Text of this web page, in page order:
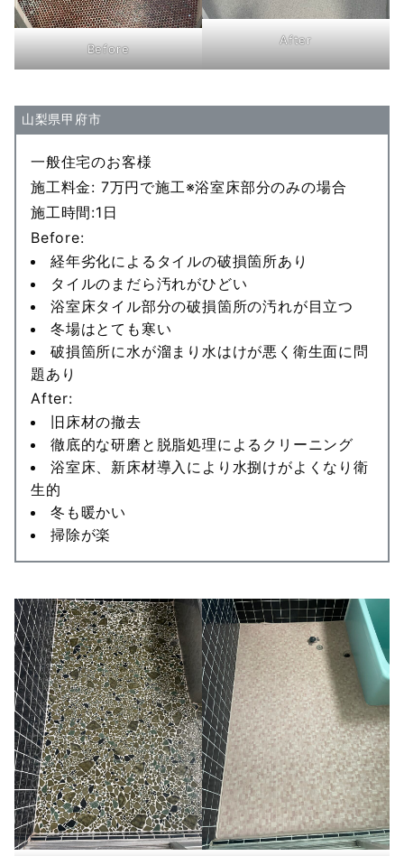
Before
After
山梨県甲府市
一般住宅のお客様
施工料金: 7万円で施工※浴室床部分のみの場合
施工時間:1日
Before:
経年劣化によるタイルの破損箇所あり
タイルのまだら汚れがひどい
浴室床タイル部分の破損箇所の汚れが目立つ
冬場はとても寒い
破損箇所に水が溜まり水はけが悪く衛生面に問
題あり
After:
旧床材の撤去
徹底的な研磨と脱脂処理によるクリーニング
浴室床、新床材導入により水捌けがよくなり衛
生的
冬も暖かい
掃除が楽